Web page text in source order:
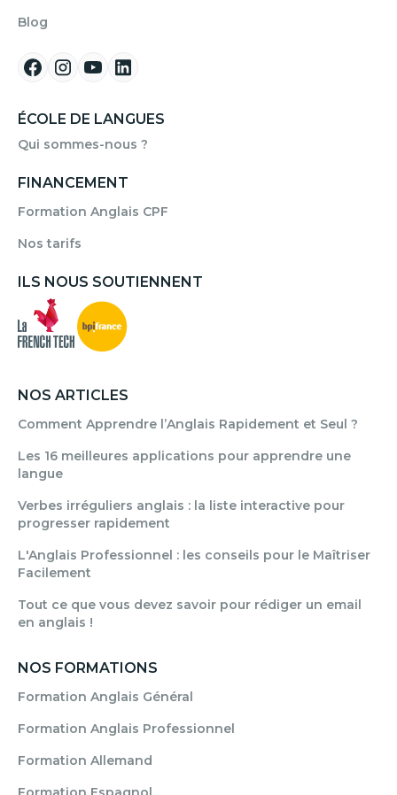
Blog
ÉCOLE DE LANGUES
Qui sommes-nous ?
FINANCEMENT
Formation Anglais CPF
Nos tarifs
ILS NOUS SOUTIENNENT
NOS ARTICLES
Comment Apprendre l’Anglais Rapidement et Seul ?
Les 16 meilleures applications pour apprendre une
langue
Verbes irréguliers anglais : la liste interactive pour
progresser rapidement
L'Anglais Professionnel : les conseils pour le Maîtriser
Facilement
Tout ce que vous devez savoir pour rédiger un email
en anglais !
NOS FORMATIONS
Formation Anglais Général
Formation Anglais Professionnel
Formation Allemand